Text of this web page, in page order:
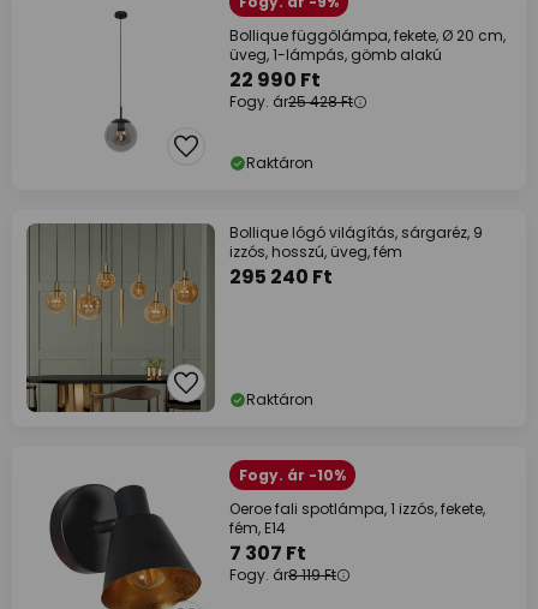
Bollique függőlámpa, fekete, Ø 20 cm,
üveg, 1-lámpás, gömb alakú
22 990 Ft
Fogy. ár25 428 Ft
Raktáron
Bollique lógó világítás, sárgaréz, 9
izzós, hosszú, üveg, fém
295 240 Ft
Raktáron
Fogy. ár -10%
Oeroe fali spotlámpa, 1 izzós, fekete,
fém, E14
7 307 Ft
Fogy. ár8 119 Ft